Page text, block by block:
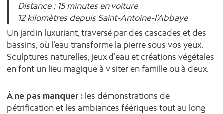
Distance : 15 minutes en voiture
12 kilomètres depuis Saint-Antoine-l’Abbaye
Un jardin luxuriant, traversé par des cascades et des
bassins, où l’eau transforme la pierre sous vos yeux.
Sculptures naturelles, jeux d’eau et créations végétales
en font un lieu magique à visiter en famille ou à deux.
À ne pas manquer : les démonstrations de
pétrification et les ambiances féériques tout au long